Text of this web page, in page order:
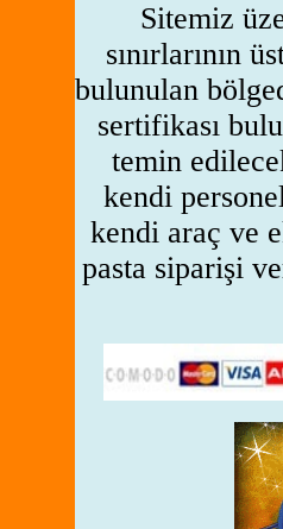
Sitemiz
sınırlarının
bulunulan
sertifikası
temin
kendi
kendi araç ve
pasta siparişi